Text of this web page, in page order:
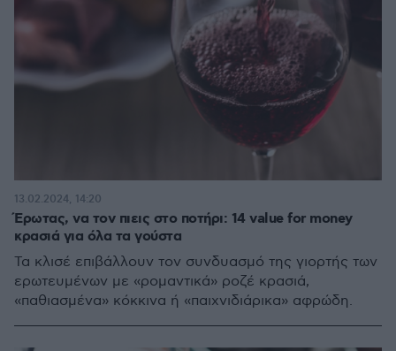
Έρωτας, να τον πιεις στο ποτήρι: 14 value for money
κρασιά για όλα τα γούστα
Τα κλισέ επιβάλλουν τον συνδυασμό της γιορτής των
ερωτευμένων με «ρομαντικά» ροζέ κρασιά,
«παθιασμένα» κόκκινα ή «παιχνιδιάρικα» αφρώδη.
13.02.2024, 14:20